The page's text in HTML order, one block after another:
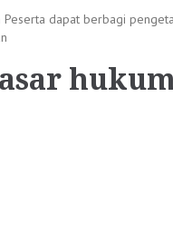
dapat berbagi